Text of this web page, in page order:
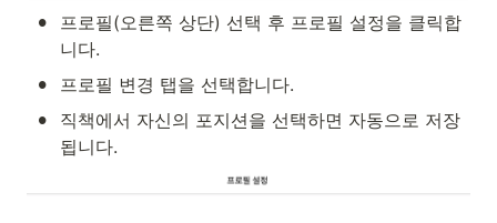
•
프로필(오른쪽 상단) 선택 후 프로필 설정을 클릭합
니다.
• 프로필 변경 탭을 선택합니다.
•
직책에서 자신의 포지션을 선택하면 자동으로 저장
됩니다.